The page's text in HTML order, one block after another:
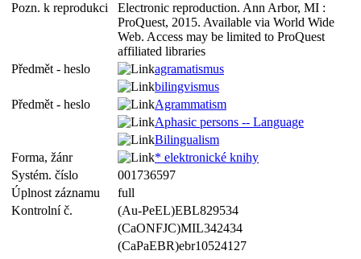
Pozn. k reprodukci
Electronic reproduction. Ann Arbor, MI :
ProQuest, 2015. Available via World Wide
Web. Access may be limited to ProQuest
affiliated libraries
Předmět - heslo
agramatismus
bilingvismus
Předmět - heslo
Agrammatism
Aphasic persons -- Language
Bilingualism
Forma, žánr
* elektronické knihy
Systém. číslo
001736597
Úplnost záznamu
full
Kontrolní č.
(Au-PeEL)EBL829534
(CaONFJC)MIL342434
(CaPaEBR)ebr10524127